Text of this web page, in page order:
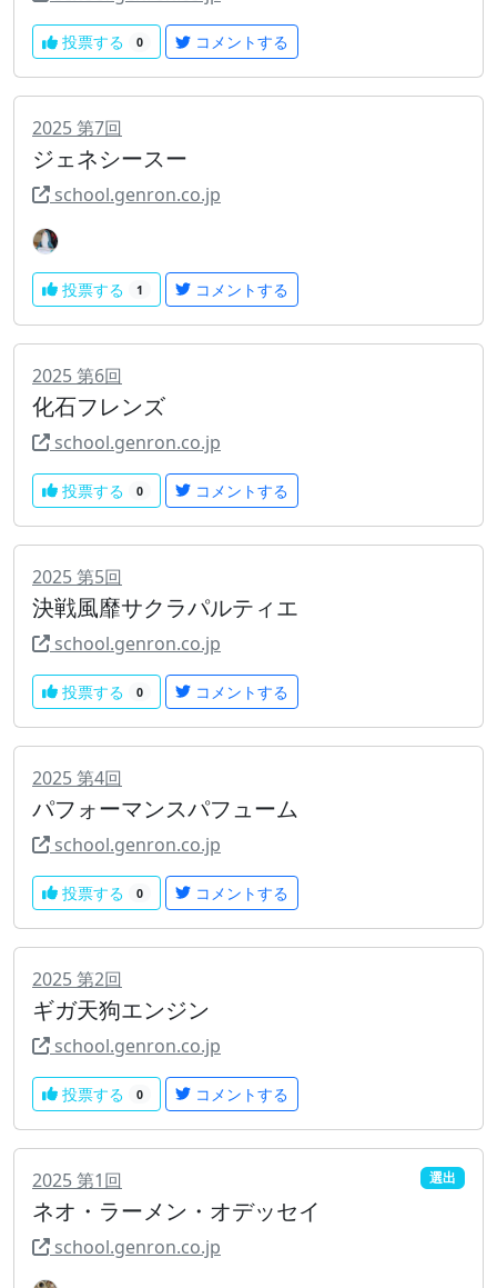
投票する 0 コメントする
2025第7回
ジェネシースー
school.genron.co.jp
投票する 1 コメントする
2025第6回
化石フレンズ
school.genron.co.jp
投票する 0 コメントする
2025第5回
決戦風靡サクラパルティエ
school.genron.co.jp
投票する 0 コメントする
2025第4回
パフォーマンスパフューム
school.genron.co.jp
投票する 0 コメントする
2025第2回
ギガ天狗エンジン
school.genron.co.jp
投票する 0 コメントする
2025第1回 選出
ネオ・ラーメン・オデッセイ
school.genron.co.jp